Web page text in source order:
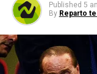
Published 5
By Reparto